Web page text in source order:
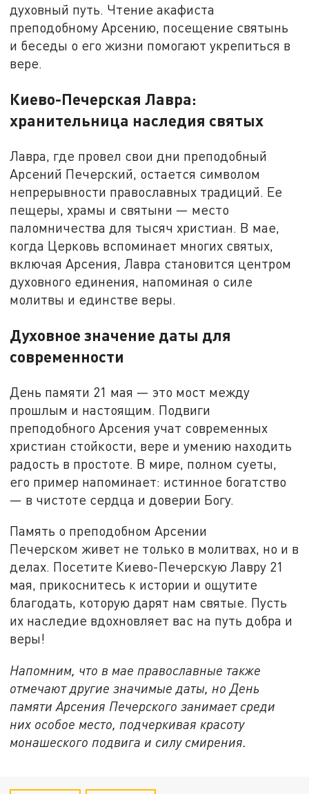
духовный путь. Чтение акафиста
преподобному Арсению, посещение святынь
и беседы о его жизни помогают укрепиться в
вере.
Киево-Печерская Лавра:
хранительница наследия святых
Лавра, где провел свои дни преподобный
Арсений Печерский, остается символом
непрерывности православных традиций. Ее
пещеры, храмы и святыни — место
паломничества для тысяч христиан. В мае,
когда Церковь вспоминает многих святых,
включая Арсения, Лавра становится центром
духовного единения, напоминая о силе
молитвы и единстве веры.
Духовное значение даты для
современности
День памяти 21 мая — это мост между
прошлым и настоящим. Подвиги
преподобного Арсения учат современных
христиан стойкости, вере и умению находить
радость в простоте. В мире, полном суеты,
его пример напоминает: истинное богатство
— в чистоте сердца и доверии Богу.
Память о преподобном Арсении
Печерском живет не только в молитвах, но и в
делах. Посетите Киево-Печерскую Лавру 21
мая, прикоснитесь к истории и ощутите
благодать, которую дарят нам святые. Пусть
их наследие вдохновляет вас на путь добра и
веры!
Напомним, что в мае православные также
отмечают другие значимые даты, но День
памяти Арсения Печерского занимает среди
них особое место, подчеркивая красоту
монашеского подвига и силу смирения.